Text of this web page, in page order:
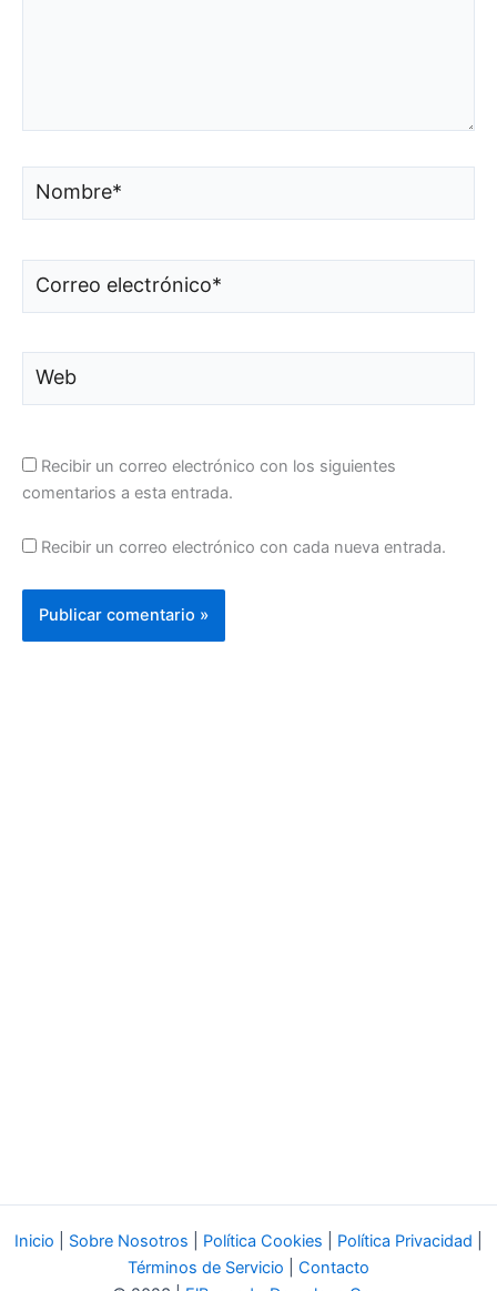
Correo
electrónico*
Recibir un correo electrónico con los siguientes
comentarios a esta entrada.
Recibir un correo electrónico con cada nueva entrada.
Inicio Sobre Nosotros Política Cookies Política Privacidad
Términos de Servicio
Contacto